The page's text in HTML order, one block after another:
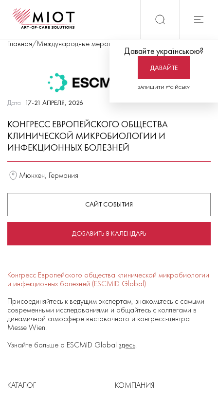
Давайте українською?
ДАВАЙТЕ
ЗАЛИШИТИ Р*СІЙСЬКУ
Главная/Международные мероприятия
Дата 17-21 АПРЕЛЯ, 2026
КОНГРЕСС ЕВРОПЕЙСКОГО ОБЩЕСТВА
КЛИНИЧЕСКОЙ МИКРОБИОЛОГИИ И
ИНФЕКЦИОННЫХ БОЛЕЗНЕЙ
Мюнхен, Германия
САЙТ СОБЫТИЯ
ДОБАВИТЬ В КАЛЕНДАРЬ
Конгресс Европейского общества клинической микробиологии
и инфекционных болезней (ESCMID Global)
Присоединяйтесь к ведущим экспертам, знакомьтесь с самыми
современными исследованиями и общайтесь с коллегами в
динамичной атмосфере выставочного и конгресс-центра
Messe Wien.
Узнайте больше о ESCMID Global здесь.
КАТАЛОГ
КОМПАНИЯ